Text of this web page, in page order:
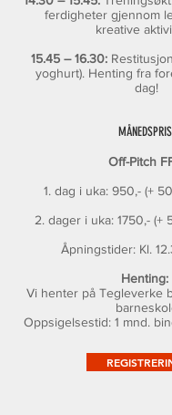
ferdigheter gjennom
kreative
15.45 – 16.30:
yoghurt). Henting fra
dag!
Off-Pitch
1. dag i uka: 950,- (+
2. dager i uka: 1750,- (+
Åpningstider: Kl.
Henting:
Vi henter på Tegleverke
Oppsigelsestid: 1 mnd.